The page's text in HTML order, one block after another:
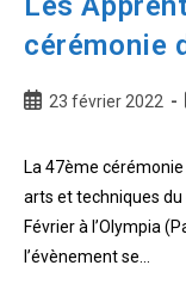
cérémonie
Publication
23 février 2022
La 47ème
arts et techniques
Février à l’Olympia
l’évènement se…